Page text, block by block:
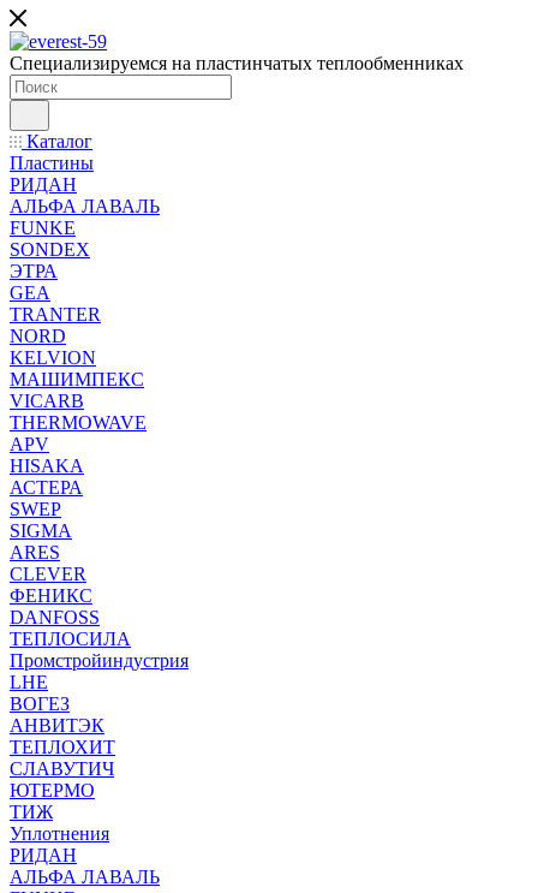
Специализируемся на пластинчатых теплообменниках
Каталог
Пластины
РИДАН
АЛЬФА ЛАВАЛЬ
FUNKE
SONDEX
ЭТРА
GEA
TRANTER
NORD
KELVION
МАШИМПЕКС
VICARB
THERMOWAVE
APV
HISAKA
АСТЕРА
SWEP
SIGMA
ARES
CLEVER
ФЕНИКС
DANFOSS
ТЕПЛОСИЛА
Промстройиндустрия
LHE
ВОГЕЗ
АНВИТЭК
ТЕПЛОХИТ
СЛАВУТИЧ
ЮТЕРМО
ТИЖ
Уплотнения
РИДАН
АЛЬФА ЛАВАЛЬ